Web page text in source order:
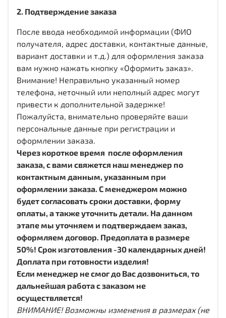
2. Подтверждение заказа
После ввода необходимой информации (ФИО
получателя, адрес доставки, контактные данные,
вариант доставки и т.д.) для оформления заказа
вам нужно нажать кнопку «Оформить заказ».
Внимание! Неправильно указанный номер
телефона, неточный или неполный адрес могут
привести к дополнительной задержке!
Пожалуйста, внимательно проверяйте ваши
персональные данные при регистрации и
оформлении заказа.
Через короткое время после оформления
заказа, с вами свяжется наш менеджер по
контактным данным, указанным при
оформлении заказа. С менеджером можно
будет согласовать сроки доставки, форму
оплаты, а также уточнить детали. На данном
этапе мы уточняем и подтверждаем заказ,
оформляем договор. Предоплата в размере
50%! Срок изготовления -30 календарных дней!
Доплата при готовности изделия!
Если менеджер не смог до Вас дозвониться, то
дальнейшая работа с заказом не
осуществляется!
ВНИМАНИЕ! Возможны изменения в размерах (не